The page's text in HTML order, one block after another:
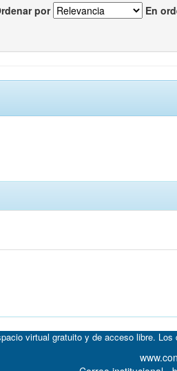
por En
virtual gratuito y de acceso libre.